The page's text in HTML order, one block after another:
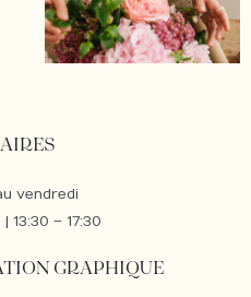
vendredi
13:30 – 17:30
GRAPHIQUE